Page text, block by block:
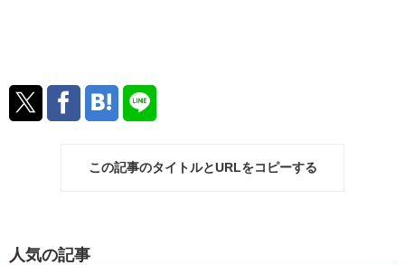
この記事のタイトルとURLをコピーする
人気の記事